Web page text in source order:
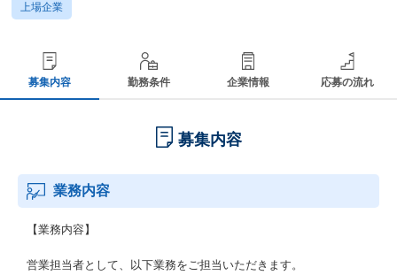
上場企業
募集内容 勤務条件 企業情報 応募の流れ
募集内容
業務内容
【業務内容】
営業担当者として、以下業務をご担当いただきます。